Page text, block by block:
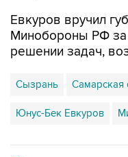
Евкуров вручил
Минобороны РФ за
решении задач,
Сызрань Самарская
Юнус-Бек Евкуров